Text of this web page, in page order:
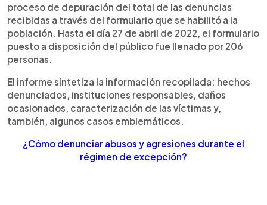
proceso de depuración del total de las denuncias
recibidas a través del formulario que se habilitó a la
población. Hasta el día 27 de abril de 2022, el formulario
puesto a disposición del público fue llenado por 206
personas.
El informe sintetiza la información recopilada: hechos
denunciados, instituciones responsables, daños
ocasionados, caracterización de las víctimas y,
también, algunos casos emblemáticos.
¿Cómo denunciar abusos y agresiones durante el
régimen de excepción?